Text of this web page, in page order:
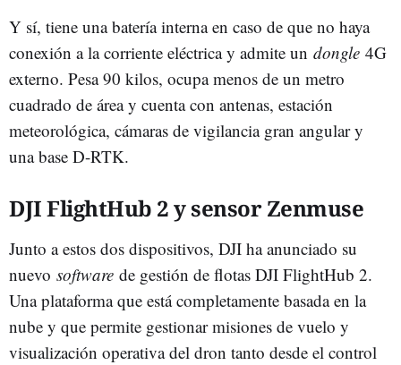
Y sí, tiene una batería interna en caso de que no haya
conexión a la corriente eléctrica y admite un dongle 4G
externo. Pesa 90 kilos, ocupa menos de un metro
cuadrado de área y cuenta con antenas, estación
meteorológica, cámaras de vigilancia gran angular y
una base D-RTK.
DJI FlightHub 2 y sensor Zenmuse
Junto a estos dos dispositivos, DJI ha anunciado su
nuevo software de gestión de flotas DJI FlightHub 2.
Una plataforma que está completamente basada en la
nube y que permite gestionar misiones de vuelo y
visualización operativa del dron tanto desde el control